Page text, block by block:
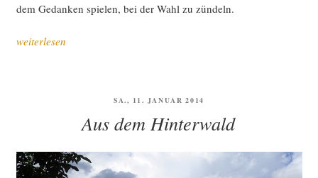
dem Gedan­ken spie­len, bei der Wahl zu zündeln.
„Was
zur
weiterlesen
VERÖFFENTLICHT
SA., 11. JANUAR 2014
Aus dem Hinterwald